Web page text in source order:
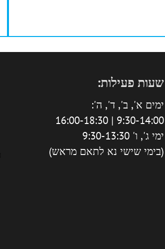
שעות פעילות:
ימים א', ב', ד', ה':
9:30-14:00 | 16:00-18:30
ימי ג', ו' 9:30-13:30
(בימי שישי נא לתאם מראש)